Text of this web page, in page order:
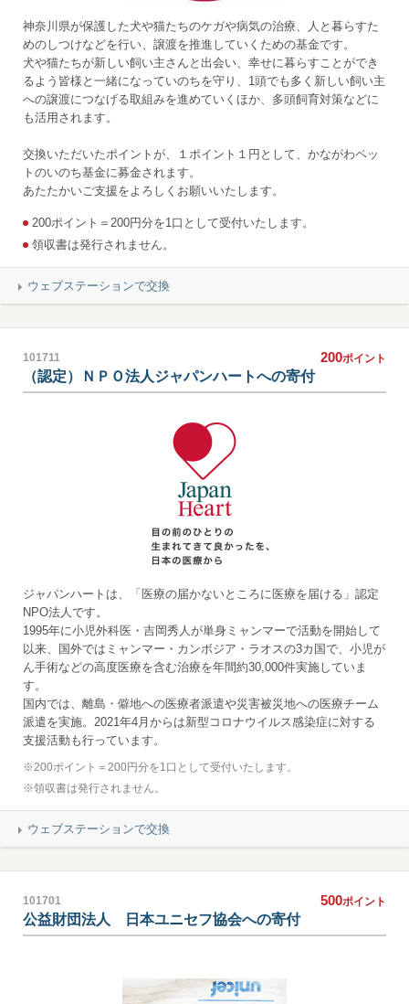
神奈川県が保護した犬や猫たちのケガや病気の治療、人と暮らすた
めのしつけなどを行い、譲渡を推進していくための基金です。
犬や猫たちが新しい飼い主さんと出会い、幸せに暮らすことができ
るよう皆様と一緒になっていのちを守り、1頭でも多く新しい飼い主
への譲渡につなげる取組みを進めていくほか、多頭飼育対策などに
も活用されます。
交換いただいたポイントが、１ポイント１円として、かながわペッ
トのいのち基金に募金されます。
あたたかいご支援をよろしくお願いいたします。
200ポイント＝200円分を1口として受付いたします。
領収書は発行されません。
ウェブステーションで交換
101711 200ポイント
（認定）ＮＰＯ法人ジャパンハートへの寄付
ジャパンハートは、「医療の届かないところに医療を届ける」認定
NPO法人です。
1995年に小児外科医・吉岡秀人が単身ミャンマーで活動を開始して
以来、国外ではミャンマー・カンボジア・ラオスの3カ国で、小児が
ん手術などの高度医療を含む治療を年間約30,000件実施していま
す。
国内では、離島・僻地への医療者派遣や災害被災地への医療チーム
派遣を実施。2021年4月からは新型コロナウイルス感染症に対する
支援活動も行っています。
※200ポイント＝200円分を1口として受付いたします。
※領収書は発行されません。
ウェブステーションで交換
101701 500ポイント
公益財団法人 日本ユニセフ協会への寄付